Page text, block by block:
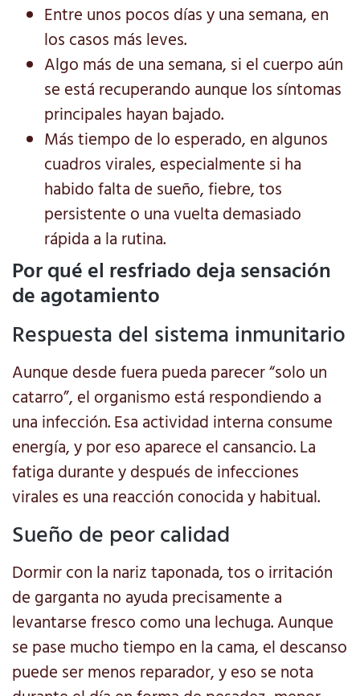
Entre unos pocos días y una semana, en
los casos más leves.
Algo más de una semana, si el cuerpo aún
se está recuperando aunque los síntomas
principales hayan bajado.
Más tiempo de lo esperado, en algunos
cuadros virales, especialmente si ha
habido falta de sueño, fiebre, tos
persistente o una vuelta demasiado
rápida a la rutina.
Por qué el resfriado deja sensación
de agotamiento
Respuesta del sistema inmunitario
Aunque desde fuera pueda parecer “solo un
catarro”, el organismo está respondiendo a
una infección. Esa actividad interna consume
energía, y por eso aparece el cansancio. La
fatiga durante y después de infecciones
virales es una reacción conocida y habitual.
Sueño de peor calidad
Dormir con la nariz taponada, tos o irritación
de garganta no ayuda precisamente a
levantarse fresco como una lechuga. Aunque
se pase mucho tiempo en la cama, el descanso
puede ser menos reparador, y eso se nota